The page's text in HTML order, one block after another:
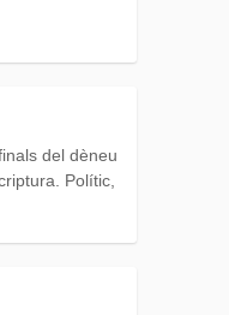
del dèneu
Polític,